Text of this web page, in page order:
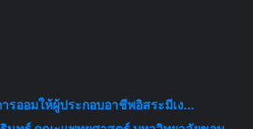
รออมให้ผู้ประกอบอาชีพอิสระมีเง...